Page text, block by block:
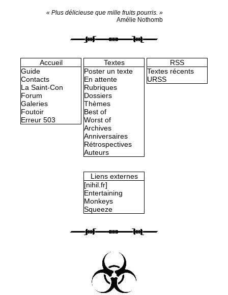
« Plus délicieuse que mille fruits pourris. »
Amélie Nothomb
Accueil
Guide
Contacts
La Saint-Con
Forum
Galeries
Foutoir
Erreur 503
Textes
Poster un texte
En attente
Rubriques
Dossiers
Thèmes
Best of
Worst of
Archives
Anniversaires
Rétrospectives
Auteurs
RSS
Textes récents
URSS
Liens externes
[nihil.fr]
Entertaining
Monkeys
Squeeze